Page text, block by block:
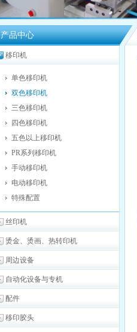
产品中心
移印机
单色移印机
双色移印机
三色移印机
四色移印机
五色以上移印机
PR系列移印机
手动移印机
电动移印机
特殊配置
丝印机
烫金、烫画、热转印机
周边设备
自动化设备与专机
配件
移印胶头